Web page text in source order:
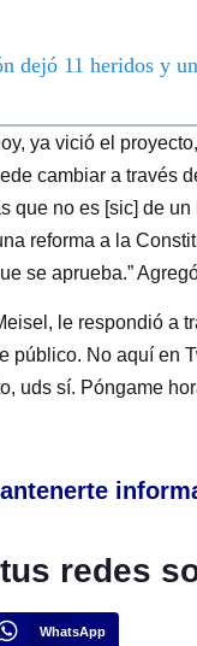
dejó 11 heridos y
ya vició el
cambiar a través
que no es [sic] de
reforma a la
se aprueba.”
le respondió a
público. No aquí en
uds sí. Póngame
redes
WhatsApp